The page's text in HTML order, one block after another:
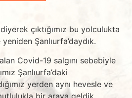
çıktığımız bu yolculukta
Şanlıurfa’daydık.
Covid-19 salgını sebebiyle
Şanlıurfa’daki
yerden aynı hevesle ve
bir araya geldik.